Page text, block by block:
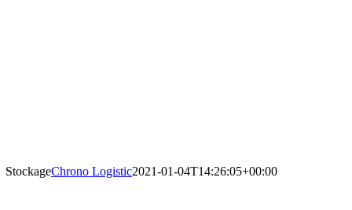
StockageChrono Logistic2021-01-04T14:26:05+00:00